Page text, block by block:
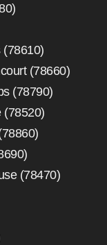
(78610)
(78660)
(78790)
(78520)
(78470)